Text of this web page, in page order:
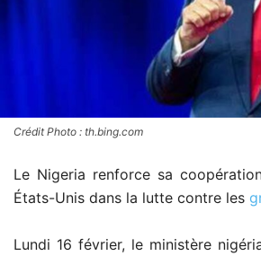
Crédit Photo : th.bing.com
Le Nigeria renforce sa
États-Unis dans la lutte contre les
Lundi 16 février, le ministère